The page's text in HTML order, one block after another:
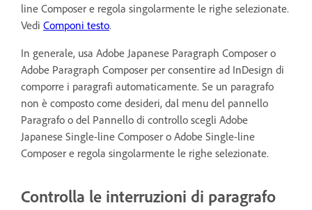
line Composer e regola singolarmente le righe selezionate.
Vedi Componi testo.
In generale, usa Adobe Japanese Paragraph Composer o
Adobe Paragraph Composer per consentire ad InDesign di
comporre i paragrafi automaticamente. Se un paragrafo
non è composto come desideri, dal menu del pannello
Paragrafo o del Pannello di controllo scegli Adobe
Japanese Single-line Composer o Adobe Single-line
Composer e regola singolarmente le righe selezionate.
Controlla le interruzioni di paragrafo